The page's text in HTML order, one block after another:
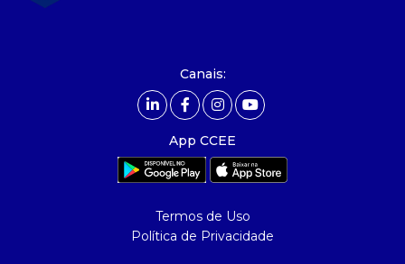
Canais:
App CCEE
Termos de Uso
Política de Privacidade